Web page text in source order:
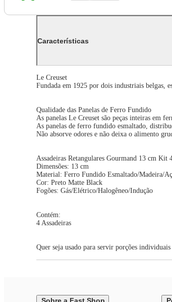
Características
Le Creuset
Fundada em 1925 por dois industriais belgas,
Qualidade das Panelas de Ferro Fundido
As panelas Le Creuset são peças inteiras em
As panelas de ferro fundido esmaltado,
Não absorve odores e não deixa o alimento
Assadeiras Retangulares Gourmand 13 cm Kit
Dimensões: 13 cm
Material: Ferro Fundido Esmaltado/Madeira/
Cor: Preto Matte Black
Fogões: Gás/Elétrico/Halogêneo/Indução
Contém:
4 Assadeiras
Quer seja usado para servir porções